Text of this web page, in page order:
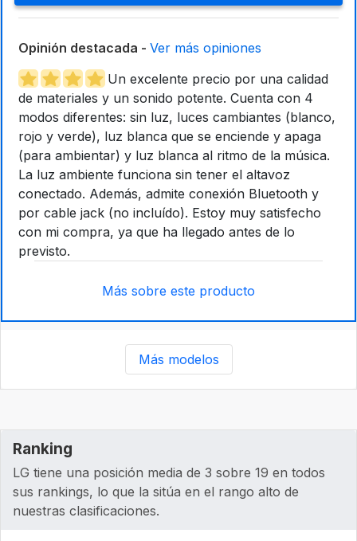
Opinión destacada - Ver más opiniones
Un excelente precio por una calidad
de materiales y un sonido potente. Cuenta con 4
modos diferentes: sin luz, luces cambiantes (blanco,
rojo y verde), luz blanca que se enciende y apaga
(para ambientar) y luz blanca al ritmo de la música.
La luz ambiente funciona sin tener el altavoz
conectado. Además, admite conexión Bluetooth y
por cable jack (no incluído). Estoy muy satisfecho
con mi compra, ya que ha llegado antes de lo
previsto.
Más sobre este producto
Más modelos
Ranking
LG tiene una posición media de 3 sobre 19 en todos
sus rankings, lo que la sitúa en el rango alto de
nuestras clasificaciones.